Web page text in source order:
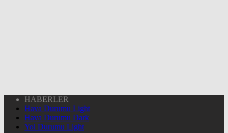
HABERLER
Hava Durumu Light
Hava Durumu Dark
Yol Durumu Light